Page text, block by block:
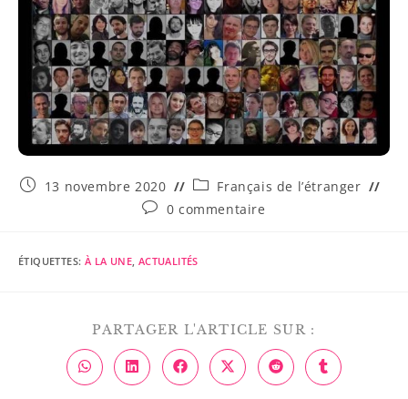
13 novembre 2020
Français de l’étranger
0 commentaire
ÉTIQUETTES: À LA UNE ACTUALITÉS
PARTAGER L'ARTICLE SUR :